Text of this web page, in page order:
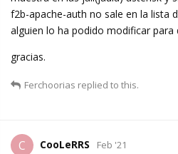
f2b-apache-auth no sale en la lista
alguien lo ha podido modificar para
gracias.
Ferchoorias replied to this.
C CooLeRRS Feb '21